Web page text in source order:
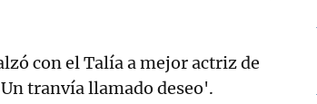
con el Talía a mejor actriz de
tranvía llamado deseo'.